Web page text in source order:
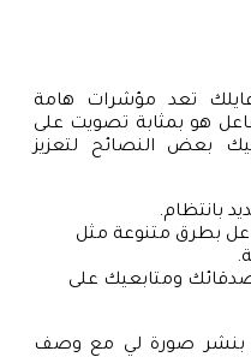
تعد مؤشرات هامة
هو بمثابة تصويت على
بعض النصائح لتعزيز
بانتظام.
بطرق متنوعة مثل
ومتابعيك على
بنشر صورة لي مع وصف